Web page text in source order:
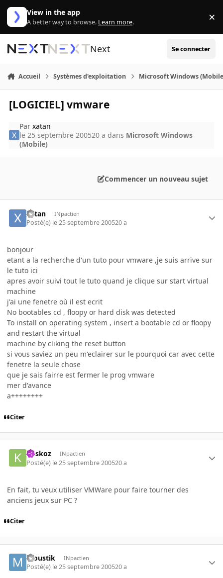
Aller au contenu
View in the app
A better way to browse. Learn more. ×
Next Se connecter
Accueil Systèmes d'exploitation Microsoft Windows
[LOGICIEL] vmware
Parxatan
le 25 septembre 200520 a dans Microsoft Windows
(Mobile)
Commencer un nouveau sujet
xatan INpactien
Posté(e) le 25 septembre 200520 a
bonjour
etant a la recherche d'un tuto pour vmware ,je suis arrive sur
le tuto ici
apres avoir suivi tout le tuto quand je clique sur start virtual
machine
j'ai une fenetre où il est ecrit
No bootables cd , floopy or hard disk was detected
To install on operating system , insert a bootable cd or floopy
and restart the virtual
machine by cliking the reset button
si vous saviez un peu m'eclairer sur le pourquoi car avec cette
fenetre la seule chose
que je sais fairre est fermer le prog vmware
mer d'avance
a++++++++
Citer
koskoz INpactien
Posté(e) le 25 septembre 200520 a
En fait, tu veux utiliser VMWare pour faire tourner des
anciens jeux sur PC ?
Citer
moustik INpactien
Posté(e) le 25 septembre 200520 a